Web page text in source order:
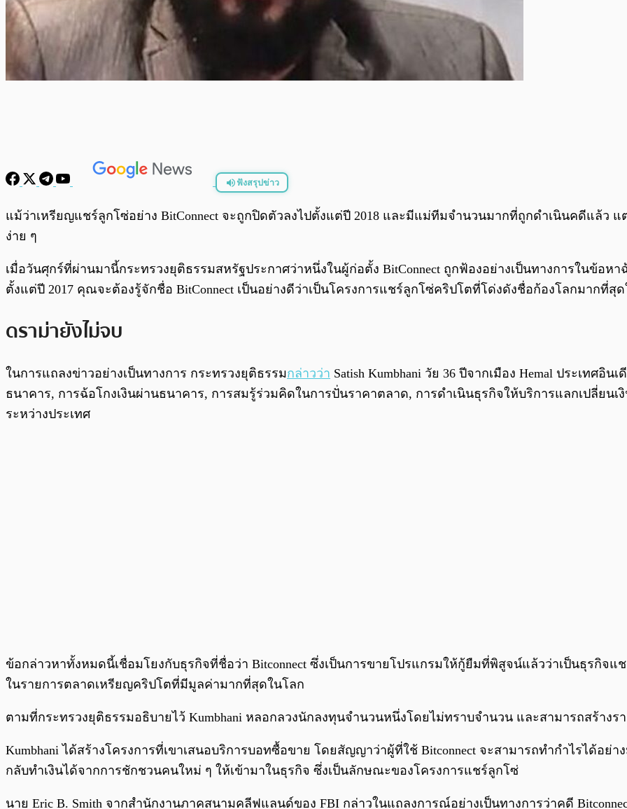
ฟังสรุปข่าว
พร้อมเล่น
แม้ว่าเหรียญแชร์ลูกโซ่อย่าง BitConnect จะถูกปิดตัวลงไปตั้งแต่ปี 2018 และมีแม่ทีมจำนวนมากที่ถูกดำเนินคดีแล้ว
ง่าย ๆ
เมื่อวันศุกร์ที่ผ่านมานี้กระทรวงยุติธรรมสหรัฐประกาศว่าหนึ่งในผู้ก่อตั้ง BitConnect ถูกฟ้องอย่างเป็นทางการในข้อ
ตั้งแต่ปี 2017 คุณจะต้องรู้จักชื่อ BitConnect เป็นอย่างดีว่าเป็นโครงการแชร์ลูกโซ่คริปโตที่โด่งดังชื่อก้องโลกมากที่
ดราม่ายังไม่จบ
ในการแถลงข่าวอย่างเป็นทางการ กระทรวงยุติธรรมกล่าวว่า Satish Kumbhani วัย 36 ปีจากเมือง Hemal ประเทศ
ธนาคาร, การฉ้อโกงเงินผ่านธนาคาร, การสมรู้ร่วมคิดในการปั่นราคาตลาด, การดำเนินธุรกิจให้บริการแลกเปลี่ยน
ระหว่างประเทศ
ข้อกล่าวหาทั้งหมดนี้เชื่อมโยงกับธุรกิจที่ชื่อว่า Bitconnect ซึ่งเป็นการขายโปรแกรมให้กู้ยืมที่พิสูจน์แล้วว่าเป็นธุรกิจ
ในรายการตลาดเหรียญคริปโตที่มีมูลค่ามากที่สุดในโลก
ตามที่กระทรวงยุติธรรมอธิบายไว้ Kumbhani หลอกลวงนักลงทุนจำนวนหนึ่งโดยไม่ทราบจำนวน และสามารถสร้าง
Kumbhani ได้สร้างโครงการที่เขาเสนอบริการบอทซื้อขาย โดยสัญญาว่าผู้ที่ใช้ Bitconnect จะสามารถทำกำไรได้อย่
กลับทำเงินได้จากการชักชวนคนใหม่ ๆ ให้เข้ามาในธุรกิจ ซึ่งเป็นลักษณะของโครงการแชร์ลูกโซ่
นาย Eric B. Smith จากสำนักงานภาคสนามคลีฟแลนด์ของ FBI กล่าวในแถลงการณ์อย่างเป็นทางการว่าคดี